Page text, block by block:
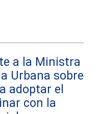
a la Ministra
Urbana sobre
adoptar el
con la